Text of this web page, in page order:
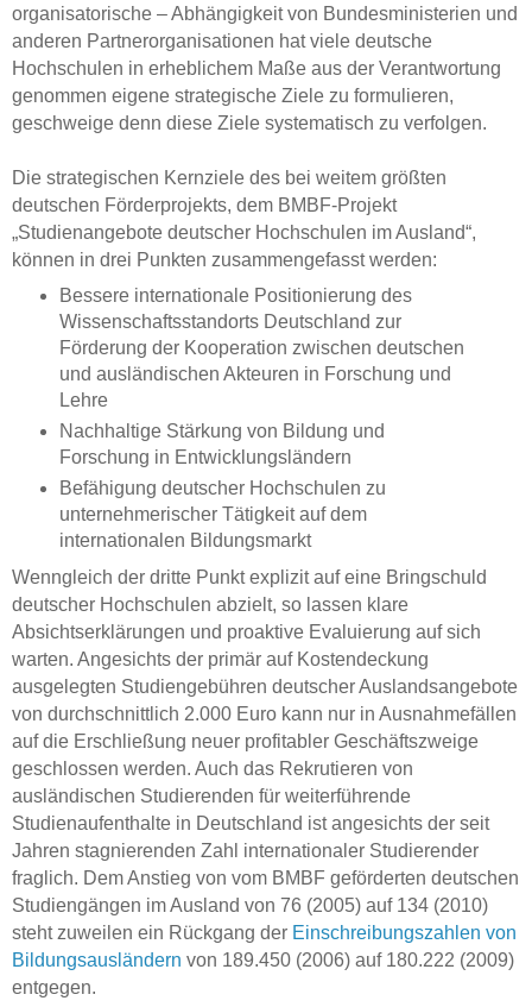
organisatorische – Abhängigkeit von Bundesministerien und
anderen Partnerorganisationen hat viele deutsche
Hochschulen in erheblichem Maße aus der Verantwortung
genommen eigene strategische Ziele zu formulieren,
geschweige denn diese Ziele systematisch zu verfolgen.
Die strategischen Kernziele des bei weitem größten
deutschen Förderprojekts, dem BMBF-Projekt
„Studienangebote deutscher Hochschulen im Ausland“,
können in drei Punkten zusammengefasst werden:
Bessere internationale Positionierung des
Wissenschaftsstandorts Deutschland zur
Förderung der Kooperation zwischen deutschen
und ausländischen Akteuren in Forschung und
Lehre
Nachhaltige Stärkung von Bildung und
Forschung in Entwicklungsländern
Befähigung deutscher Hochschulen zu
unternehmerischer Tätigkeit auf dem
internationalen Bildungsmarkt
Wenngleich der dritte Punkt explizit auf eine Bringschuld
deutscher Hochschulen abzielt, so lassen klare
Absichtserklärungen und proaktive Evaluierung auf sich
warten. Angesichts der primär auf Kostendeckung
ausgelegten Studiengebühren deutscher Auslandsangebote
von durchschnittlich 2.000 Euro kann nur in Ausnahmefällen
auf die Erschließung neuer profitabler Geschäftszweige
geschlossen werden. Auch das Rekrutieren von
ausländischen Studierenden für weiterführende
Studienaufenthalte in Deutschland ist angesichts der seit
Jahren stagnierenden Zahl internationaler Studierender
fraglich. Dem Anstieg von vom BMBF geförderten deutschen
Studiengängen im Ausland von 76 (2005) auf 134 (2010)
steht zuweilen ein Rückgang der Einschreibungszahlen von
Bildungsausländern von 189.450 (2006) auf 180.222 (2009)
entgegen.